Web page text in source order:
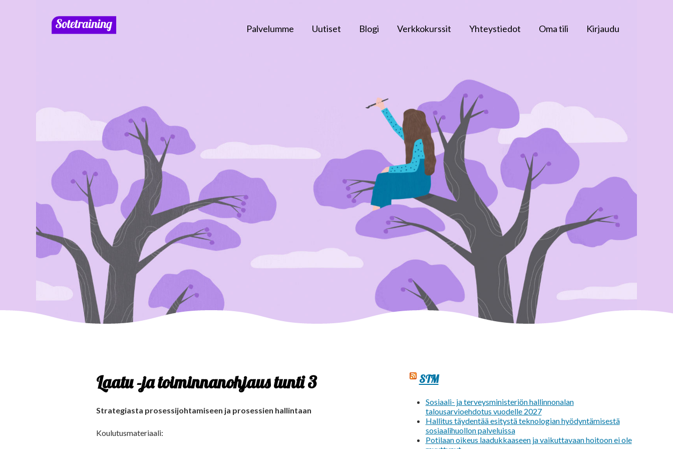
Palvelumme Uutiset Blogi Verkkokurssit Yhteystiedot Oma tili Kirjaudu
Laatu -ja toiminnanohjaus tunti 3
Strategiasta prosessijohtamiseen ja prosessien hallintaan
Koulutusmateriaali:
STM
Sosiaali- ja terveysministeriön hallinnonalan
talousarvioehdotus vuodelle 2027
Hallitus täydentää esitystä teknologian hyödyntämisestä
sosiaalihuollon palveluissa
Potilaan oikeus laadukkaaseen ja vaikuttavaan hoitoon ei ole